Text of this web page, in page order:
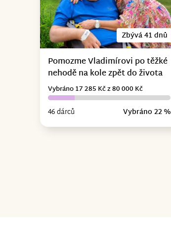
Zbývá 41 dnů
Pomozme Vladimírovi po těžké
nehodě na kole zpět do života
46 dárců Vybráno 22 %
Vybráno 17 285 Kč z 80 000 Kč